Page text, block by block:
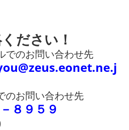
ださい！
でのお問い合わせ先
のお問い合わせ先
８９５９